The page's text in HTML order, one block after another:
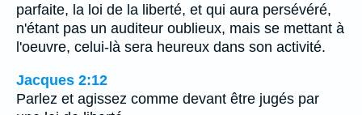
parfaite, la loi de la liberté, et qui aura persévéré,
n'étant pas un auditeur oublieux, mais se mettant à
l'oeuvre, celui-là sera heureux dans son activité.
Jacques 2:12
Parlez et agissez comme devant être jugés par